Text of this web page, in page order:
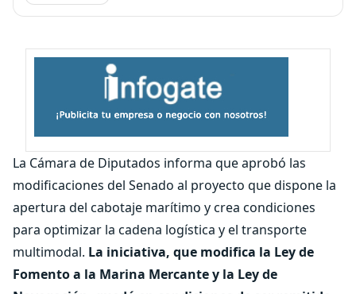
La Cámara de Diputados informa que aprobó las
modificaciones del Senado al proyecto que dispone la
apertura del cabotaje marítimo y crea condiciones
para optimizar la cadena logística y el transporte
multimodal. La iniciativa, que modifica la Ley de
Fomento a la Marina Mercante y la Ley de